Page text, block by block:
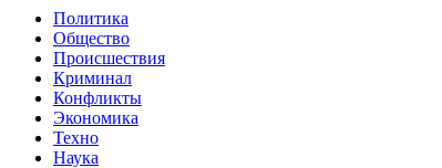
Политика
Общество
Происшествия
Криминал
Конфликты
Экономика
Техно
Наука